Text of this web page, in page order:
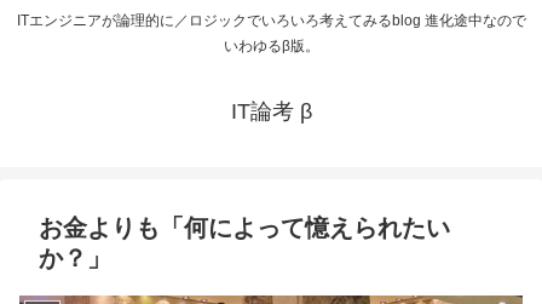
ITエンジニアが論理的に／ロジックでいろいろ考えてみるblog 進化途中なので
いわゆるβ版。
IT論考 β
お金よりも「何によって憶えられたい
か？」